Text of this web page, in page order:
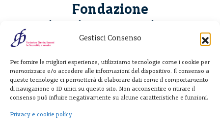
Gestisci Consenso
Per fornire le migliori esperienze, utilizziamo tecnologie come i cookie per
memorizzare e/o accedere alle informazioni del dispositivo. Il consenso a
queste tecnologie ci permetterà di elaborare dati come il comportamento
di navigazione o ID unici su questo sito. Non acconsentire o ritirare il
consenso può influire negativamente su alcune caratteristiche e funzioni.
Privacy e cookie policy
Fondazione
Giannino Bassetti ETS
20122 Milano - Italia
T. +39 02 781933
F. + 39 02 76392030
info@fondazionebassetti.org